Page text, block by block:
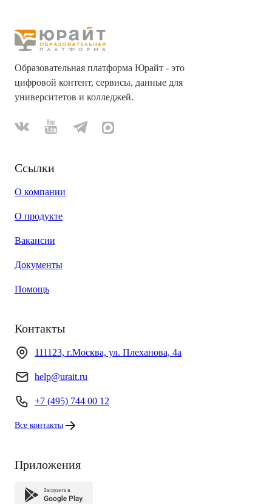
Образовательная платформа Юрайт - это
цифровой контент, сервисы, данные для
университетов и колледжей.
Ссылки
О компании
О продукте
Вакансии
Документы
Помощь
Контакты
111123, г.Москва, ул. Плеханова, 4а
help@urait.ru
+7 (495) 744 00 12
Все контакты
Приложения